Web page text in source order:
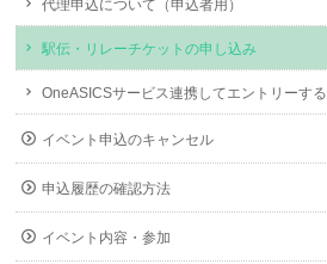
代理申込について（申込者用）
駅伝・リレーチケットの申し込み
OneASICSサービス連携してエントリーする
イベント申込のキャンセル
申込履歴の確認方法
イベント内容・参加